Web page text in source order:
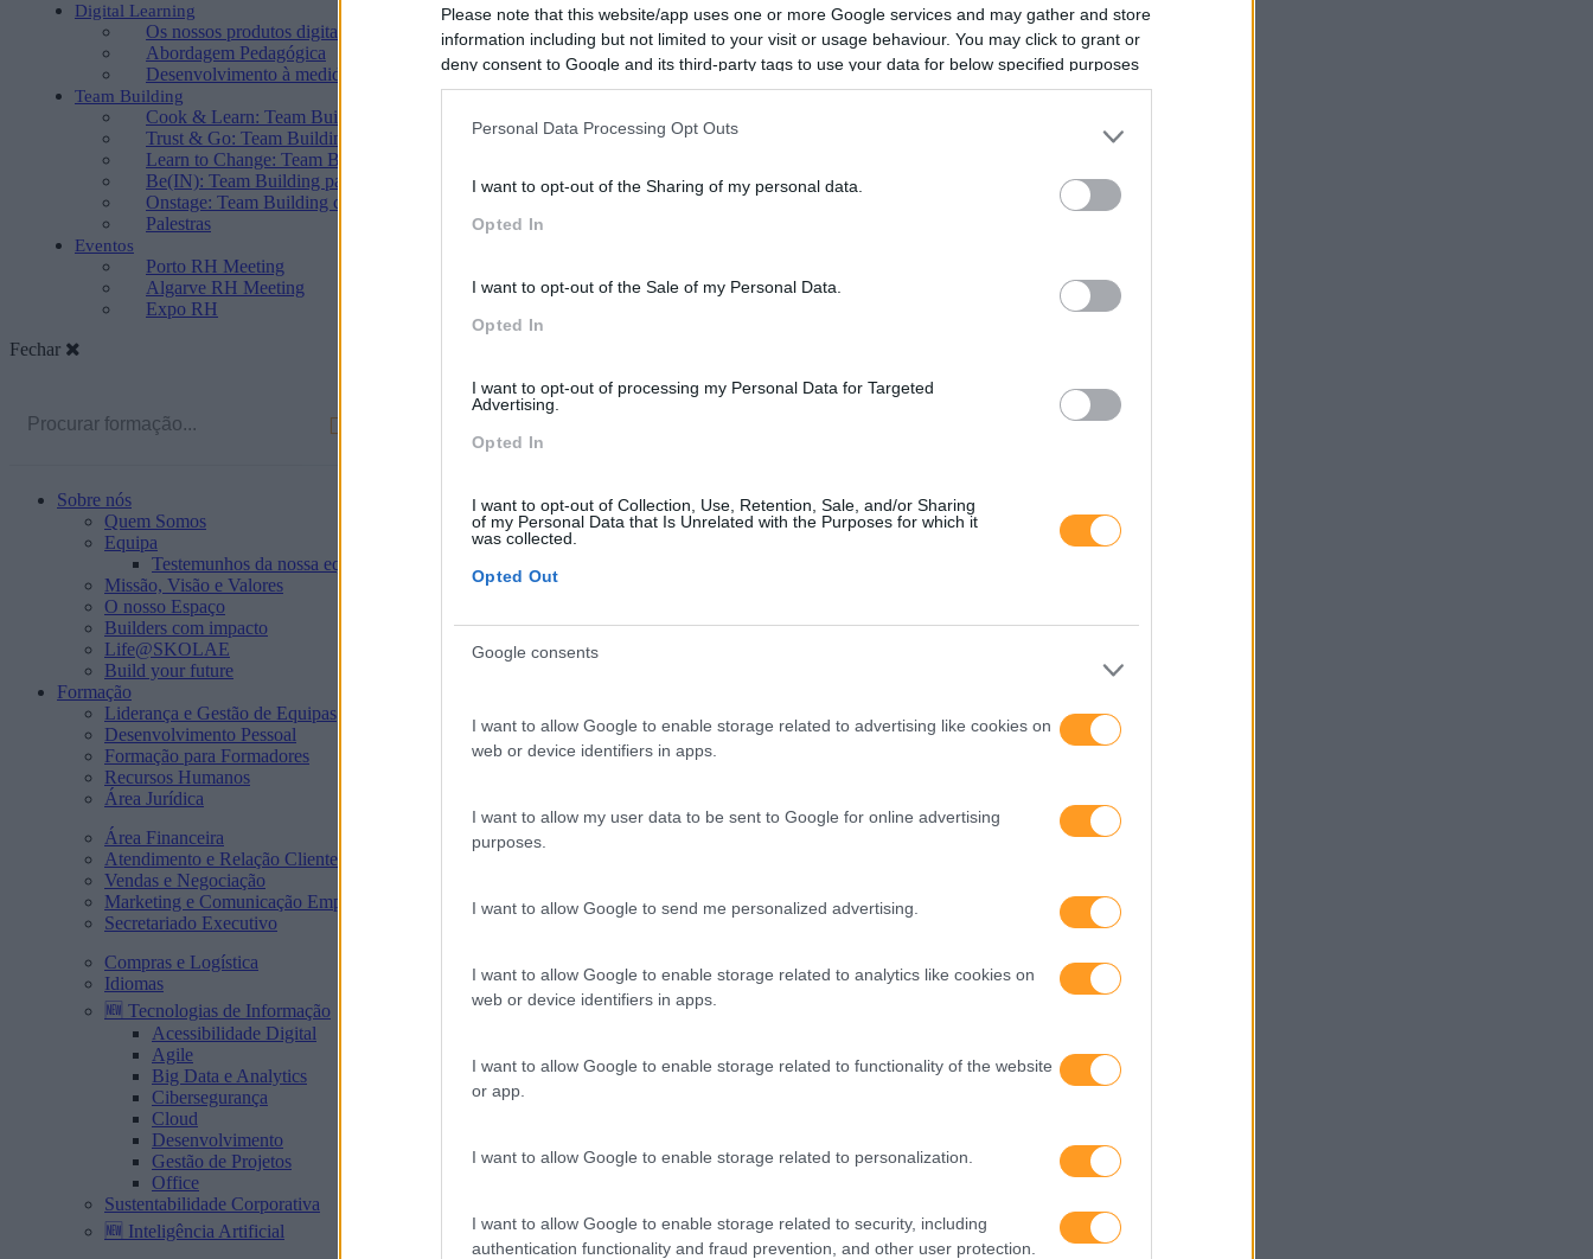
Please note that this website/app uses one or more Google services and may gather and store
information including but not limited to your visit or usage behaviour. You may click to grant or
deny consent to Google and its third-party tags to use your data for below specified purposes
in below Google consent section.
Personal Data Processing Opt Outs
I want to opt-out of the Sharing of my personal data.
Opted In
I want to opt-out of the Sale of my Personal Data.
Opted In
I want to opt-out of processing my Personal Data for Targeted
Advertising.
Opted In
I want to opt-out of Collection, Use, Retention, Sale, and/or Sharing
of my Personal Data that Is Unrelated with the Purposes for which it
was collected.
Opted Out
Google consents
I want to allow Google to enable storage related to advertising like cookies on
web or device identifiers in apps.
I want to allow my user data to be sent to Google for online advertising
purposes.
I want to allow Google to send me personalized advertising.
I want to allow Google to enable storage related to analytics like cookies on
web or device identifiers in apps.
I want to allow Google to enable storage related to functionality of the website
or app.
I want to allow Google to enable storage related to personalization.
I want to allow Google to enable storage related to security, including
authentication functionality and fraud prevention, and other user protection.
Digital Learning
Os nossos produtos digitais
Abordagem Pedagógica
Desenvolvimento à medida
Team Building
Cook & Learn: Team Building de Cozinha
Trust & Go: Team Building para Construir Confiança e Fortalecer Colaboração
Learn to Change: Team Building para a Abertura à Mudança
Be(IN): Team Building para Desenvolver o Sentido de Pertença
Onstage: Team Building com Teatro
Palestras
Eventos
Porto RH Meeting
Algarve RH Meeting
Expo RH
Fechar
Sobre nós
Quem Somos
Equipa
Testemunhos da nossa equipa
Missão, Visão e Valores
O nosso Espaço
Builders com impacto
Life@SKOLAE
Build your future
Formação
Liderança e Gestão de Equipas
Desenvolvimento Pessoal
Formação para Formadores
Recursos Humanos
Área Jurídica
Área Financeira
Atendimento e Relação Cliente
Vendas e Negociação
Marketing e Comunicação Empresarial
Secretariado Executivo
Compras e Logística
Idiomas
🆕 Tecnologias de Informação
Acessibilidade Digital
Agile
Big Data e Analytics
Cibersegurança
Cloud
Desenvolvimento
Gestão de Projetos
Office
Sustentabilidade Corporativa
🆕 Inteligência Artificial